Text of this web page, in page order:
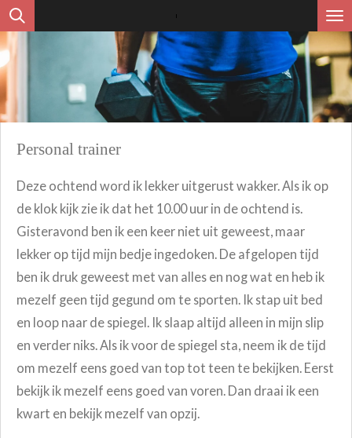
Ga
direct
naar
hoofdinhoud
Personal trainer
Deze ochtend word ik lekker uitgerust wakker. Als ik op
de klok kijk zie ik dat het 10.00 uur in de ochtend is.
Gisteravond ben ik een keer niet uit geweest, maar
lekker op tijd mijn bedje ingedoken. De afgelopen tijd
ben ik druk geweest met van alles en nog wat en heb ik
mezelf geen tijd gegund om te sporten. Ik stap uit bed
en loop naar de spiegel. Ik slaap altijd alleen in mijn slip
en verder niks. Als ik voor de spiegel sta, neem ik de tijd
om mezelf eens goed van top tot teen te bekijken. Eerst
bekijk ik mezelf eens goed van voren. Dan draai ik een
kwart en bekijk mezelf van opzij.